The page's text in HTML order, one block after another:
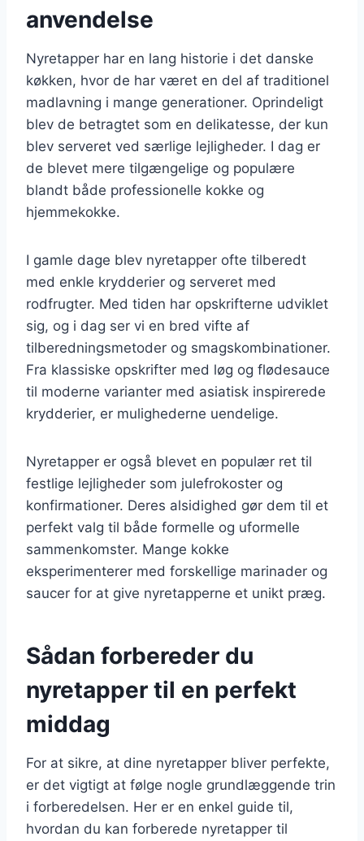
anvendelse
Nyretapper har en lang historie i det danske
køkken, hvor de har været en del af traditionel
madlavning i mange generationer. Oprindeligt
blev de betragtet som en delikatesse, der kun
blev serveret ved særlige lejligheder. I dag er
de blevet mere tilgængelige og populære
blandt både professionelle kokke og
hjemmekokke.
I gamle dage blev nyretapper ofte tilberedt
med enkle krydderier og serveret med
rodfrugter. Med tiden har opskrifterne udviklet
sig, og i dag ser vi en bred vifte af
tilberedningsmetoder og smagskombinationer.
Fra klassiske opskrifter med løg og flødesauce
til moderne varianter med asiatisk inspirerede
krydderier, er mulighederne uendelige.
Nyretapper er også blevet en populær ret til
festlige lejligheder som julefrokoster og
konfirmationer. Deres alsidighed gør dem til et
perfekt valg til både formelle og uformelle
sammenkomster. Mange kokke
eksperimenterer med forskellige marinader og
saucer for at give nyretapperne et unikt præg.
Sådan forbereder du
nyretapper til en perfekt
middag
For at sikre, at dine nyretapper bliver perfekte,
er det vigtigt at følge nogle grundlæggende trin
i forberedelsen. Her er en enkel guide til,
hvordan du kan forberede nyretapper til